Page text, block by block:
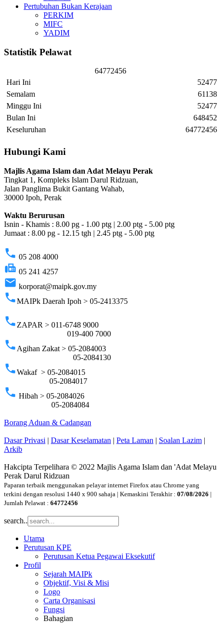
Pertubuhan Bukan Kerajaan
PERKIM
MIFC
YADIM
Statistik Pelawat
64772456
Hari Ini
Semalam
Minggu Ini
Bulan Ini
Keseluruhan
52477
61138
52477
648452
64772456
Hubungi Kami
Majlis Agama Islam dan Adat Melayu Perak
Tingkat 1, Kompleks Islam Darul Ridzuan,
Jalan Panglima Bukit Gantang Wahab,
30000 Ipoh, Perak
Waktu Berurusan
Isnin - Khamis : 8.00 pg - 1.00 ptg | 2.00 ptg - 5.00 ptg
Jumaat : 8.00 pg - 12.15 tgh | 2.45 ptg - 5.00 ptg
phone 05 208 4000
fax 05 241 4257
email korporat@maipk.gov.my
phoneMAIPk Daerah Ipoh > 05-2413375
phone ZAPAR > 011-6748 9000
019-400 7000
phone Agihan Zakat > 05-2084003
05-2084130
phoneWakaf > 05-2084015
05-2084017
phone Hibah > 05-2084026
05-2084084
Borang Aduan & Cadangan
Dasar Privasi | Dasar Keselamatan | Peta Laman | Soalan Lazim |
Arkib
Hakcipta Terpelihara © 2022 Majlis Agama Islam dan 'Adat Melayu
Perak Darul Ridzuan
Paparan terbaik menggunakan pelayar internet Firefox atau Chrome yang
terkini dengan resolusi 1440 x 900 sahaja | Kemaskini Terakhir : 07/08/2026 |
Jumlah Pelawat : 64772456
search..
Utama
Perutusan KPE
Perutusan Ketua Pegawai Eksekutif
Profil
Sejarah MAIPk
Objektif, Visi & Misi
Logo
Carta Organisasi
Fungsi
Bahagian